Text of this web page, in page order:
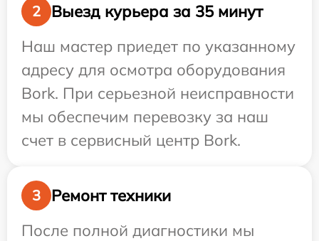
2
Выезд курьера за 35 минут
Наш мастер приедет по указанному
адресу для осмотра оборудования
Bork. При серьезной неисправности
мы обеспечим перевозку за наш
счет в сервисный центр Bork.
3
Ремонт техники
После полной диагностики мы